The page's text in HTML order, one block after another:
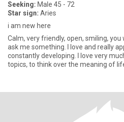
Seeking: Male 45 - 72
Star sign: Aries
i am new here
Calm, very friendly, open, smiling,
ask me something. I love and really
constantly developing. I love very
topics, to think over the meaning of